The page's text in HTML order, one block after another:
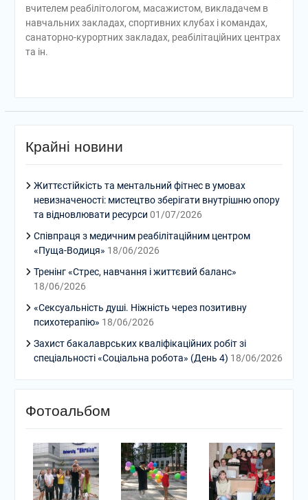
вчителем реабілітологом, масажистом, викладачем в
навчальних закладах, спортивних клубах і командах,
санаторно-курортних закладах, реабілітаційних центрах
та ін.
Крайні новини
Життєстійкість та ментальний фітнес в умовах
невизначеності: мистецтво зберігати внутрішню опору
та відновлювати ресурси 01/07/2026
Співпраця з медичним реабілітаційним центром
«Пуща-Водиця» 18/06/2026
Тренінг «Стрес, навчання і життєвий баланс»
18/06/2026
«Сексуальність душі. Ніжність через позитивну
психотерапію» 18/06/2026
Захист бакалаврських кваліфікаційних робіт зі
спеціальності «Соціальна робота» (День 4) 18/06/2026
Фотоальбом